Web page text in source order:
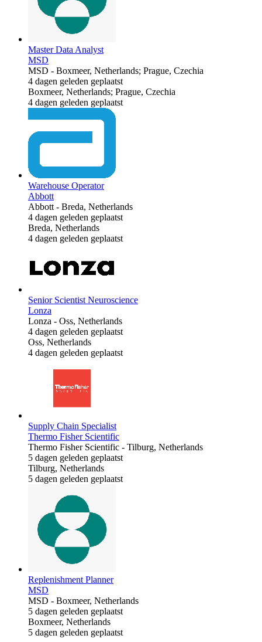
Master Data Analyst
MSD
MSD - Boxmeer, Netherlands; Prague, Czechia
4 dagen geleden geplaatst
Boxmeer, Netherlands; Prague, Czechia
4 dagen geleden geplaatst
Warehouse Operator
Abbott
Abbott - Breda, Netherlands
4 dagen geleden geplaatst
Breda, Netherlands
4 dagen geleden geplaatst
Senior Scientist Neuroscience
Lonza
Lonza - Oss, Netherlands
4 dagen geleden geplaatst
Oss, Netherlands
4 dagen geleden geplaatst
Supply Chain Specialist
Thermo Fisher Scientific
Thermo Fisher Scientific - Tilburg, Netherlands
5 dagen geleden geplaatst
Tilburg, Netherlands
5 dagen geleden geplaatst
Replenishment Planner
MSD
MSD - Boxmeer, Netherlands
5 dagen geleden geplaatst
Boxmeer, Netherlands
5 dagen geleden geplaatst